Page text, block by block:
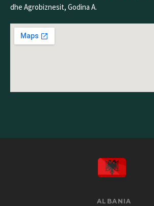
dhe Agrobiznesit, Godina A.
ALBANIA